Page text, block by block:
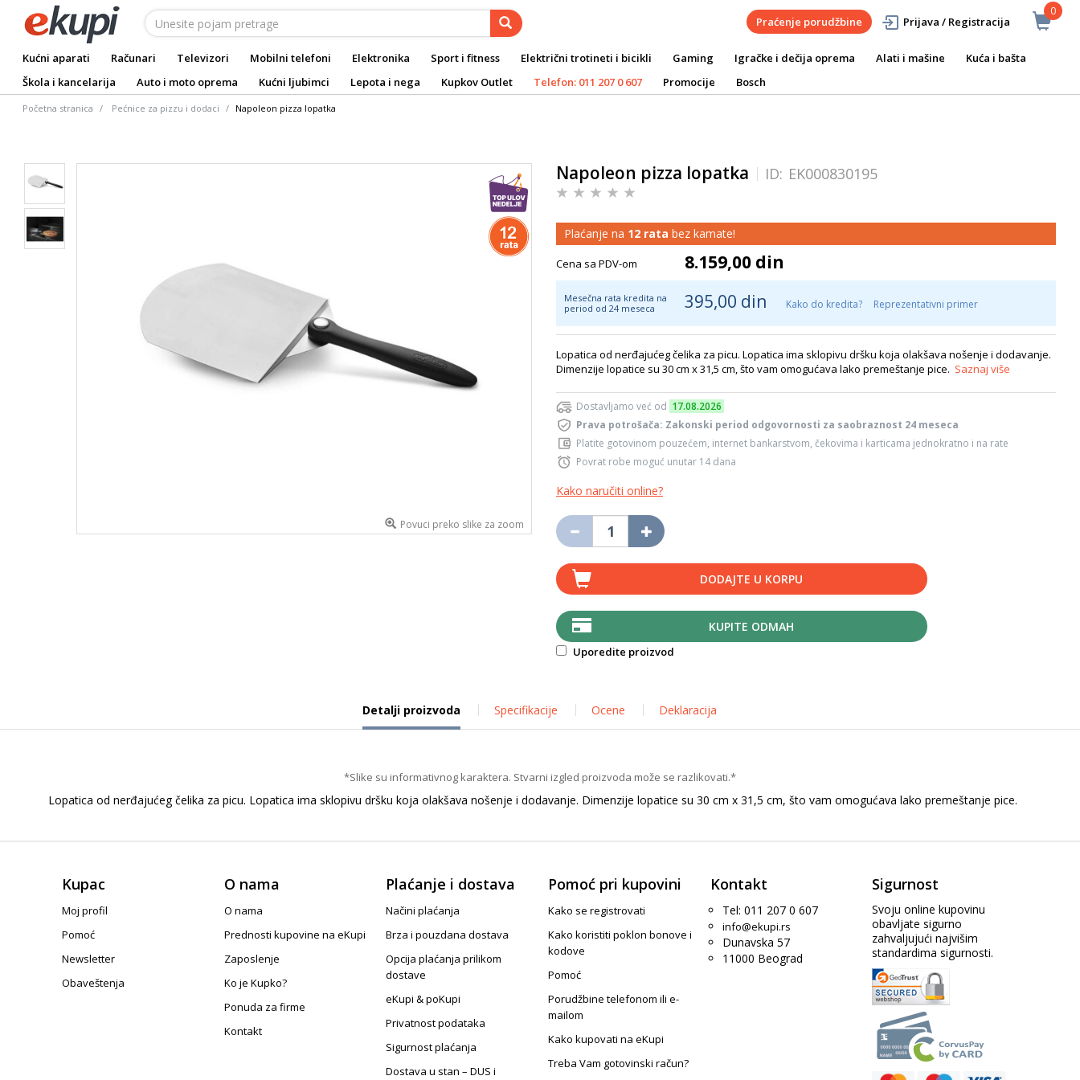
0
Praćenje porudžbine Prijava / Registracija
Kućni aparati Računari Televizori Mobilni telefoni Elektronika Sport i fitness Električni trotineti i bicikli Gaming Igračke i dečija oprema Alati i mašine
Kuća i bašta
Škola i kancelarija
Auto i moto oprema Kućni ljubimci Lepota i nega Kupkov Outlet Telefon: 011 207 0 607 Promocije Bosch
Početna stranica Pećnice za pizzu i dodaci Napoleon pizza lopatka
Povuci preko slike za zoom
Napoleon pizza lopatka ID: EK000830195
Plaćanje na 12 rata bez kamate!
Cena sa PDV-om 8.159,00 din
Mesečna rata kredita na
period od 24 meseca
395,00 din Kako do kredita? Reprezentativni primer
Lopatica od nerđajućeg čelika za picu. Lopatica ima sklopivu dršku koja olakšava nošenje i dodavanje.
Dimenzije lopatice su 30 cm x 31,5 cm, što vam omogućava lako premeštanje pice. Saznaj više
Dostavljamo već od 17.08.2026
Prava potrošača: Zakonski period odgovornosti za saobraznost 24 meseca
Platite gotovinom pouzećem, internet bankarstvom, čekovima i karticama jednokratno i na rate
Povrat robe moguć unutar 14 dana
Kako naručiti online?
DODAJTE U KORPU
KUPITE ODMAH
Uporedite proizvod
Detalji proizvoda Specifikacije Ocene Deklaracija
*Slike su informativnog karaktera. Stvarni izgled proizvoda može se razlikovati.*
Lopatica od nerđajućeg čelika za picu. Lopatica ima sklopivu dršku koja olakšava nošenje i dodavanje. Dimenzije lopatice su 30 cm x 31,5 cm, što vam omogućava lako premeštanje pice.
Kupac
Moj profil
Pomoć
Newsletter
Obaveštenja
O nama
O nama
Prednosti kupovine na eKupi
Zaposlenje
Ko je Kupko?
Ponuda za firme
Kontakt
Plaćanje i dostava
Načini plaćanja
Brza i pouzdana dostava
Opcija plaćanja prilikom
dostave
eKupi & poKupi
Privatnost podataka
Sigurnost plaćanja
Dostava u stan – DUS i
Pomoć pri kupovini
Kako se registrovati
Kako koristiti poklon bonove i
kodove
Pomoć
Porudžbine telefonom ili e-
mailom
Kako kupovati na eKupi
Treba Vam gotovinski račun?
Kontakt
Tel: 011 207 0 607
info@ekupi.rs
Dunavska 57
11000 Beograd
Sigurnost
Svoju online kupovinu
obavljate sigurno
zahvaljujući najvišim
standardima sigurnosti.